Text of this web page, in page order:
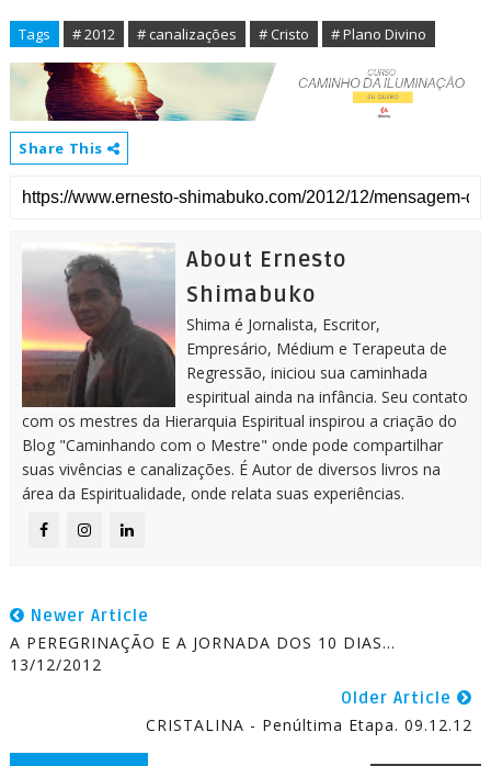
Tags # 2012 # canalizações # Cristo # Plano Divino
Share This
About Ernesto
Shimabuko
Shima é Jornalista, Escritor,
Empresário, Médium e Terapeuta de
Regressão, iniciou sua caminhada
espiritual ainda na infância. Seu contato
com os mestres da Hierarquia Espiritual inspirou a criação do
Blog "Caminhando com o Mestre" onde pode compartilhar
suas vivências e canalizações. É Autor de diversos livros na
área da Espiritualidade, onde relata suas experiências.
Newer Article
A PEREGRINAÇÃO E A JORNADA DOS 10 DIAS...
13/12/2012
Older Article
CRISTALINA - Penúltima Etapa. 09.12.12